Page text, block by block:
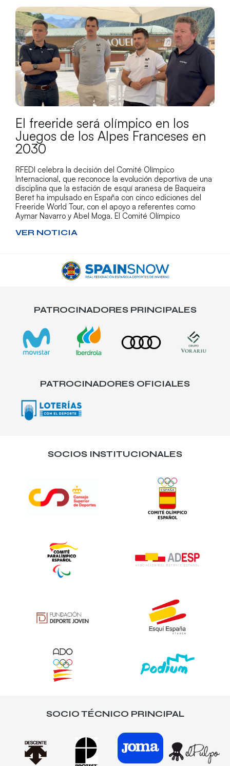
El freeride será olímpico en los
Juegos de los Alpes Franceses en
2030
RFEDI celebra la decisión del Comité Olímpico
Internacional, que reconoce la evolución deportiva de una
disciplina que la estación de esquí aranesa de Baqueira
Beret ha impulsado en España con cinco ediciones del
Freeride World Tour, con el apoyo a referentes como
Aymar Navarro y Abel Moga. El Comité Olímpico
VER NOTICIA
PATROCINADORES PRINCIPALES
PATROCINADORES OFICIALES
SOCIOS INSTITUCIONALES
SOCIO TÉCNICO PRINCIPAL